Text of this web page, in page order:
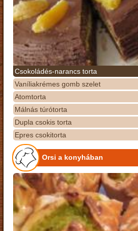
Csokoládés-narancs torta
Vaníliakrémes gomb szelet
Atomtorta
Málnás túrótorta
Dupla csokis torta
Epres csokitorta
Orsi a konyhában